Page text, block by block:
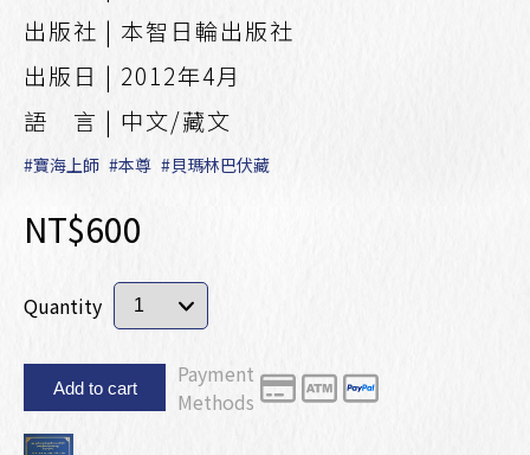
出版社 | 本智日輪出版社
出版日 | 2012年4月
語 言 | 中文/藏文
#寶海上師 #本尊 #貝瑪林巴伏藏
NT$600
Quantity
Add to cart
Payment
Methods